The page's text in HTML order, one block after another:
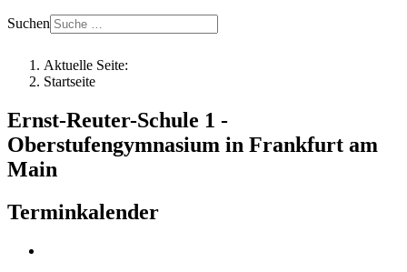
Suchen
Aktuelle Seite:
Startseite
Ernst-Reuter-Schule 1 -
Oberstufengymnasium in Frankfurt am
Main
Terminkalender